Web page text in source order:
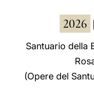
2026
Santuario della
(Opere del